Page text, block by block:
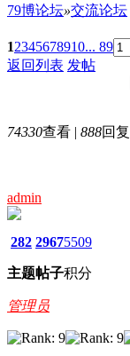
79博论坛»交流论坛
12345678910... 89
返回列表 发帖
74330查看 | 888回复
admin
282
主题
2967
帖子
5509
积分
管理员